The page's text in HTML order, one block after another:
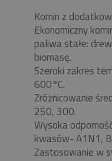
Komin z
Ekonomiczny
paliwa stałe:
biomasę.
Szeroki zakres
600°C.
Zróżnicowanie
250, 300.
Wysoka
kwasów- A1N1,
Zastosowanie w